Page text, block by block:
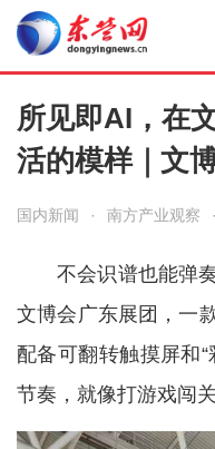
所见即AI，在
活的模样｜文
国内新闻 · 南方产业观察 ·
不会识谱也能弹
文博会广东展团，一
配备可翻转触摸屏和
节奏，就像打游戏闯